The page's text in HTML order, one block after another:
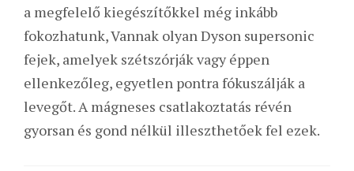
a megfelelő kiegészítőkkel még inkább
fokozhatunk, Vannak olyan Dyson supersonic
fejek, amelyek szétszórják vagy éppen
ellenkezőleg, egyetlen pontra fókuszálják a
levegőt. A mágneses csatlakoztatás révén
gyorsan és gond nélkül illeszthetőek fel ezek.